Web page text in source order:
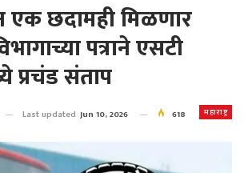
एक छदामही मिळणार
पत्राने एसटी
प्रचंड संताप
महाराष्ट्र
Last updated Jun 10, 2026 618